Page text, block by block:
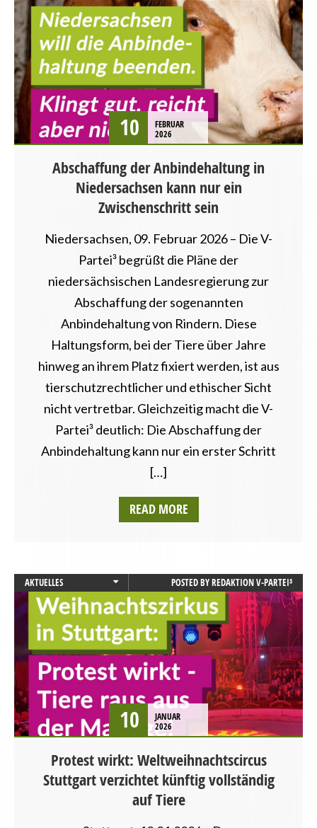
LANDWIRTSCHAFT
NIEDERSACHSEN
PRESSEMITTEILUNG
STARTSEITE
TIERSCHUTZ / TIERRECHTE
VEGANISMUS
10
FEBRUAR
2026
Abschaffung der Anbindehaltung in
Niedersachsen kann nur ein
Zwischenschritt sein
Niedersachsen, 09. Februar 2026 – Die V-
Partei³ begrüßt die Pläne der
niedersächsischen Landesregierung zur
Abschaffung der sogenannten
Anbindehaltung von Rindern. Diese
Haltungsform, bei der Tiere über Jahre
hinweg an ihrem Platz fixiert werden, ist aus
tierschutzrechtlicher und ethischer Sicht
nicht vertretbar. Gleichzeitig macht die V-
Partei³ deutlich: Die Abschaffung der
Anbindehaltung kann nur ein erster Schritt
[…]
READ MORE
AKTUELLES
BADEN-WÜRTTEMBERG
PRESSEMITTEILUNG
STARTSEITE
TIERSCHUTZ / TIERRECHTE
VEGANISMUS
POSTED BYREDAKTION V-PARTEI³
10
JANUAR
2026
Protest wirkt: Weltweihnachtscircus
Stuttgart verzichtet künftig vollständig
auf Tiere